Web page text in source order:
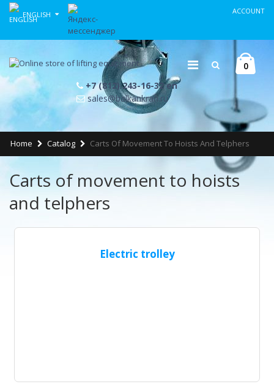
ENGLISH ACCOUNT
0
+7 (812) 243-16-32 en
sales@balkankran.ru
Home Catalog Carts Of Movement To Hoists And Telphers
Carts of movement to hoists
and telphers
Electric trolley